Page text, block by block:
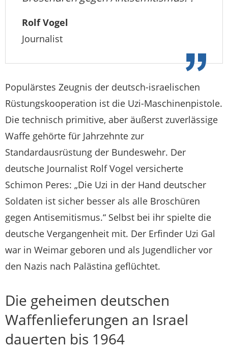
Rolf Vogel
Journalist
Populärstes Zeugnis der deutsch-israelischen
Rüstungskooperation ist die Uzi-Maschinenpistole.
Die technisch primitive, aber äußerst zuverlässige
Waffe gehörte für Jahrzehnte zur
Standardausrüstung der Bundeswehr. Der
deutsche Journalist Rolf Vogel versicherte
Schimon Peres: „Die Uzi in der Hand deutscher
Soldaten ist sicher besser als alle Broschüren
gegen Antisemitismus.“ Selbst bei ihr spielte die
deutsche Vergangenheit mit. Der Erfinder Uzi Gal
war in Weimar geboren und als Jugendlicher vor
den Nazis nach Palästina geflüchtet.
Die geheimen deutschen
Waffenlieferungen an Israel
dauerten bis 1964